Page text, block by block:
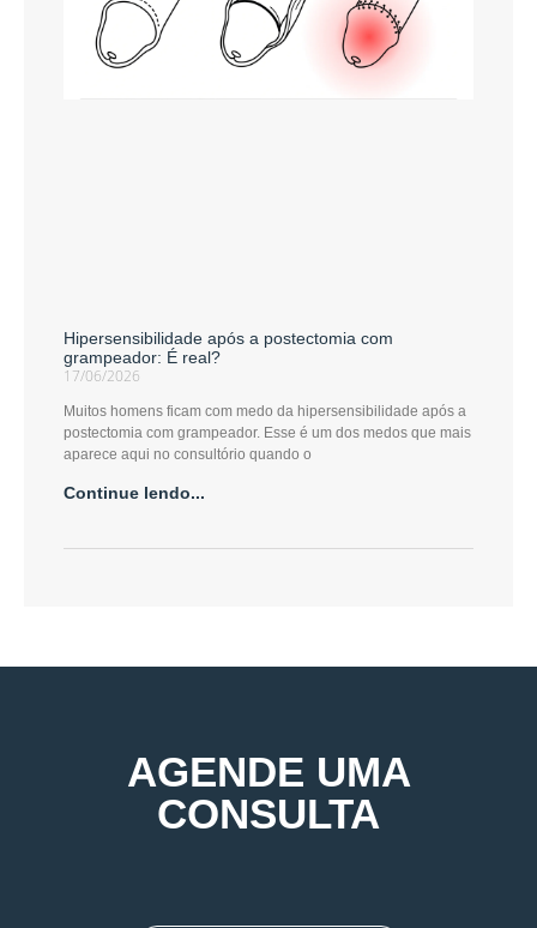
Hipersensibilidade após a postectomia com
grampeador: É real?
17/06/2026
Muitos homens ficam com medo da hipersensibilidade após a
postectomia com grampeador. Esse é um dos medos que mais
aparece aqui no consultório quando o
Continue lendo...
AGENDE UMA
CONSULTA